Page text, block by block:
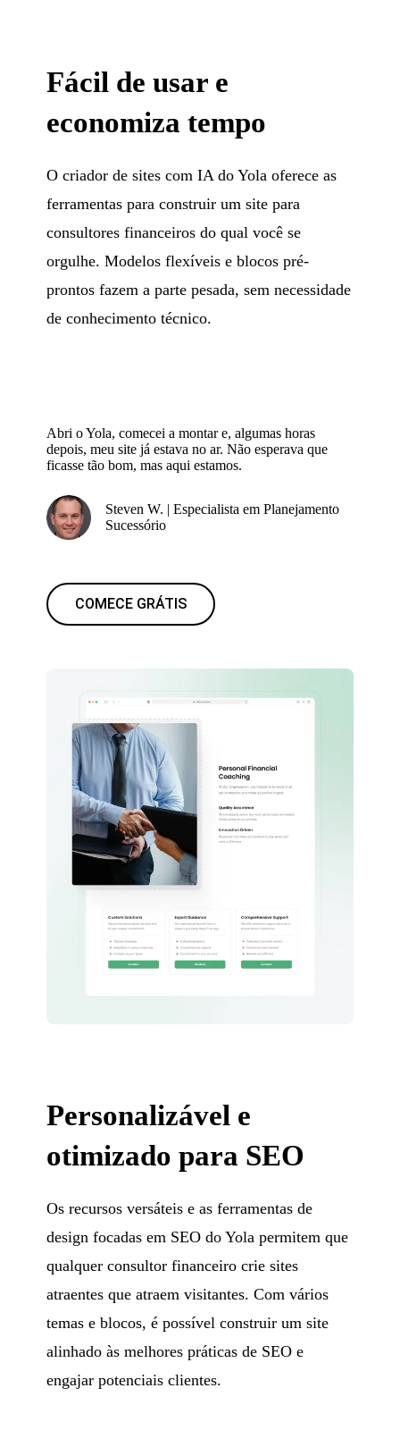
Fácil de usar e
economiza tempo
O criador de sites com IA do Yola oferece as
ferramentas para construir um site para
consultores financeiros do qual você se
orgulhe. Modelos flexíveis e blocos pré-
prontos fazem a parte pesada, sem necessidade
de conhecimento técnico.
Abri o Yola, comecei a montar e, algumas horas
depois, meu site já estava no ar. Não esperava que
ficasse tão bom, mas aqui estamos.
Steven W. | Especialista em Planejamento
Sucessório
COMECE GRÁTIS
Personalizável e
otimizado para SEO
Os recursos versáteis e as ferramentas de
design focadas em SEO do Yola permitem que
qualquer consultor financeiro crie sites
atraentes que atraem visitantes. Com vários
temas e blocos, é possível construir um site
alinhado às melhores práticas de SEO e
engajar potenciais clientes.